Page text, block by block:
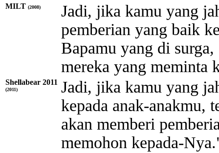
MILT (2008)
Jadi, jika kamu yang
pemberian yang baik
Bapamu yang di
mereka yang meminta
Shellabear 2011
(2011)
Jadi, jika kamu yang
kepada anak-anakmu,
akan memberi
memohon kepada-